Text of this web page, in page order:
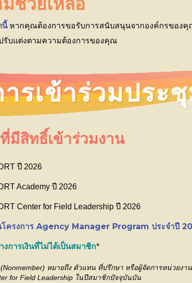
ช่วยเหลือ
นี้หากคุณต้องการขอรับการสนับสนุนจากองค์กรของคุณ
รับแต่งตามความต้องการของคุณ
รเข้าร่วมประ
ที่มีสิทธิ์เข้าร่วมงาน
ปี 2026
Academy ปี 2026
Center for Field Leadership ปี 2026
โครงการ Agency Manager Program ประจำปี
การเงินที่ไม่ได้เป็นสมาชิก*
หมายถึง ตัวแทน ที่ปรึกษา หรือผู้จัดการหน่วยง
for Field Leadership ในปีสมาชิกปัจจุบันบัน